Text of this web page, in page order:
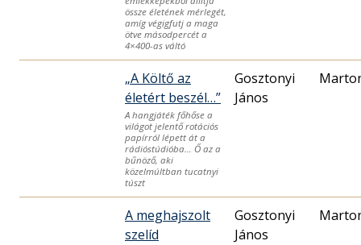
össze életének mérlegét,
amíg végigfutj a maga
ötve másodpercét a
4×400-as váltó
„A Költő az
életért beszél…”
A hangjáték főhőse a
világot jelentő rotációs
papírról lépett át a
rádióstúdióba… Ő az a
bűnöző, aki
közelmúltban tucatnyi
túszt
Gosztonyi
János
A meghajszolt
szelíd
Gosztonyi
János